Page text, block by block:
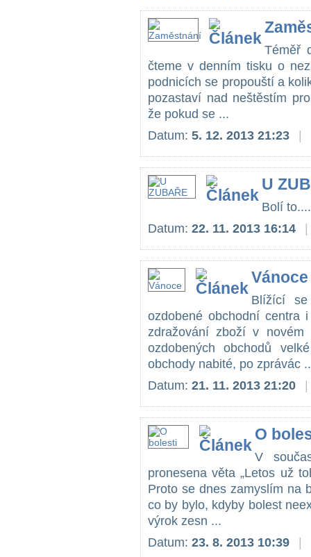
Téměř
čteme v denním tisku o
podnicích se propouští a
pozastaví nad neštěstím
že pokud se ...
Datum: 5. 12. 2013 21:23
U
Bolí
Datum: 22. 11. 2013 16:14
Vánoce
Blížící se
ozdobené obchodní centra
zdražování zboží v novém
ozdobených obchodů
obchody nabité, po zprávác
Datum: 21. 11. 2013 21:20
O
V
pronesena věta „Letos už
Proto se dnes zamyslím na
co by bylo, kdyby bolest
výrok zesn ...
Datum: 23. 8. 2013 10:39